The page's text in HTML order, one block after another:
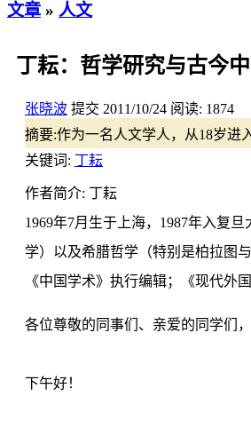
文章 » 人文
丁耘：哲学研究与古今
张晓波 提交 2011/10/24 阅读: 1874
摘要:作为一名人文学人，从18岁进
关键词: 丁耘
作者简介: 丁耘
1969年7月生于上海，1987年入复
学）以及希腊哲学（特别是柏拉图
《中国学术》执行编辑；《现代外
各位尊敬的同事们、亲爱的同学们
下午好！